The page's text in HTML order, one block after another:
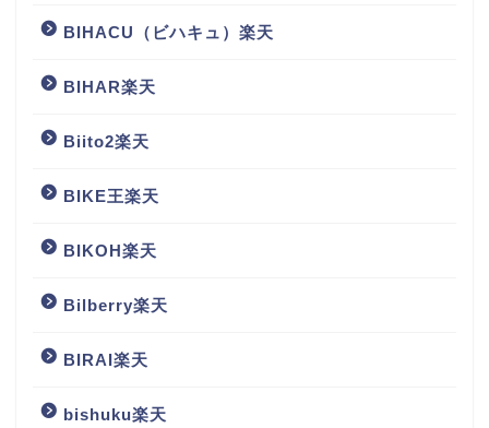
BIHACU（ビハキュ）楽天
BIHAR楽天
Biito2楽天
BIKE王楽天
BIKOH楽天
Bilberry楽天
BIRAI楽天
bishuku楽天